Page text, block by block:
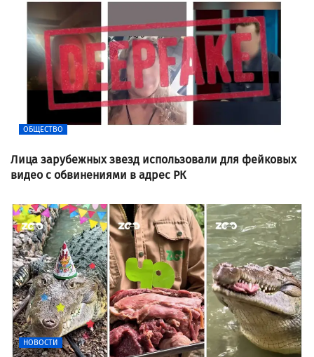
ОБЩЕСТВО
Лица зарубежных звезд использовали для фейковых
видео с обвинениями в адрес РК
НОВОСТИ